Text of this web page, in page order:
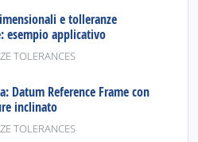
e tolleranze
esempio applicativo
TOLERANCES
Datum Reference Frame con
inclinato
TOLERANCES